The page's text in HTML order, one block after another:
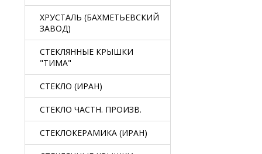
ХРУСТАЛЬ (БАХМЕТЬЕВСКИЙ
ЗАВОД)
СТЕКЛЯННЫЕ КРЫШКИ
"ТИМА"
СТЕКЛО (ИРАН)
СТЕКЛО ЧАСТН. ПРОИЗВ.
СТЕКЛОКЕРАМИКА (ИРАН)